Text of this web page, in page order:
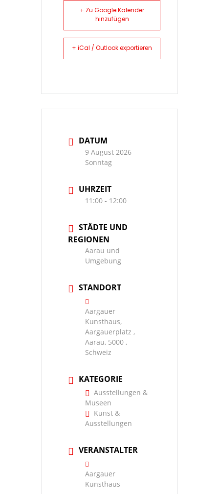
+ Zu Google Kalender
hinzufügen
+ iCal / Outlook exportieren
DATUM
9 August 2026
Sonntag
UHRZEIT
11:00 - 12:00
STÄDTE UND
REGIONEN
Aarau und
Umgebung
STANDORT
Aargauer
Kunsthaus,
Aargauerplatz ,
Aarau, 5000 ,
Schweiz
KATEGORIE
Ausstellungen &
Museen
Kunst &
Ausstellungen
VERANSTALTER
Aargauer
Kunsthaus